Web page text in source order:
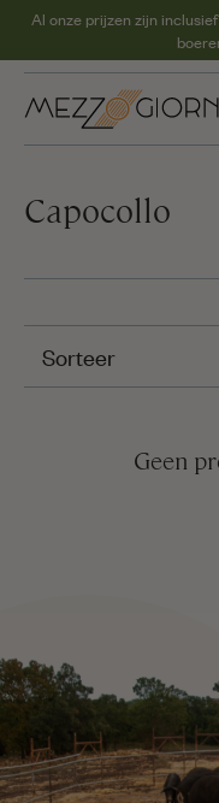
Al onze prijzen zijn
Capocollo
Sorteer
Geen